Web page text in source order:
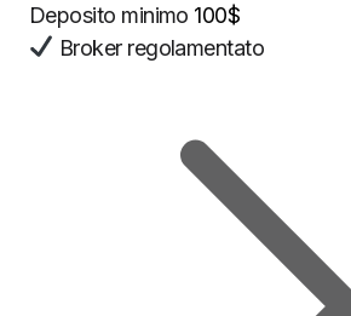
Deposito minimo 100$
Broker regolamentato